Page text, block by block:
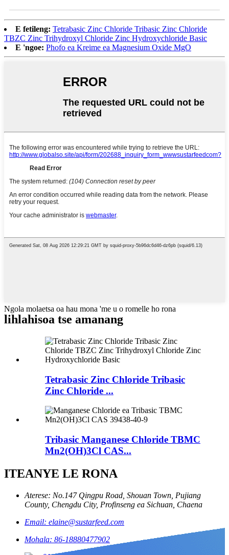
E fetileng: Tetrabasic Zinc Chloride Tribasic Zinc Chloride
TBZC Zinc Trihydroxyl Chloride Zinc Hydroxychloride Basic
E 'ngoe: Phofo ea Kreime ea Magnesium Oxide MgO
Ngola molaetsa oa hau mona 'me u o romelle ho rona
lihlahisoa tse amanang
Tetrabasic Zinc Chloride Tribasic
Zinc Chloride ...
Tribasic Manganese Chloride TBMC
Mn2(OH)3Cl CAS...
ITEANYE LE RONA
Aterese: No.147 Qingpu Road, Shouan Town, Pujiang
County, Chengdu City, Profinseng ea Sichuan, Chaena
Email: elaine@sustarfeed.com
Mohala: 86-18880477902